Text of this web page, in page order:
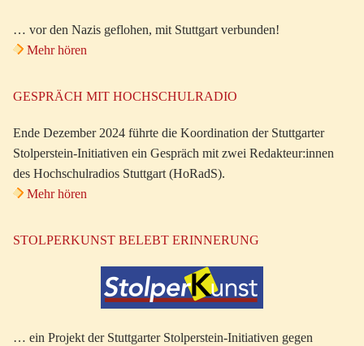
… vor den Nazis geflohen, mit Stuttgart verbunden!
Mehr hören
GESPRÄCH MIT HOCHSCHULRADIO
Ende Dezember 2024 führte die Koordination der Stuttgarter
Stolperstein-Initiativen ein Gespräch mit zwei Redakteur:innen
des Hochschulradios Stuttgart (HoRadS).
Mehr hören
STOLPERKUNST BELEBT ERINNERUNG
… ein Projekt der Stuttgarter Stolperstein-Initiativen gegen